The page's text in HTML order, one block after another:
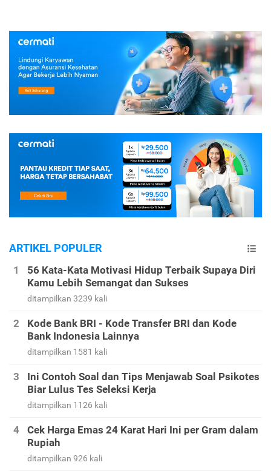
ARTIKEL POPULER
56 Kata-Kata Motivasi Hidup Terbaik Supaya Diri
Kamu Lebih Semangat dan Sukses
ditampilkan 3239 kali
Kode Bank BRI - Kode Transfer BRI dan Kode
Bank Indonesia Lainnya
ditampilkan 1581 kali
Ini Contoh Soal dan Tips Menjawab Soal Psikotes
Biar Lulus Tes Seleksi Kerja
ditampilkan 1126 kali
Cek Harga Emas 24 Karat Hari Ini per Gram dalam
Rupiah
ditampilkan 926 kali